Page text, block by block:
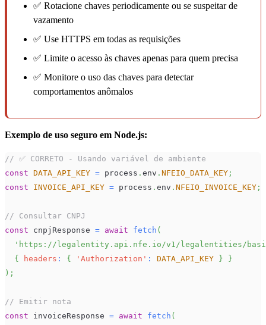
✅ Rotacione chaves periodicamente ou se suspeitar de
vazamento
✅ Use HTTPS em todas as requisições
✅ Limite o acesso às chaves apenas para quem precisa
✅ Monitore o uso das chaves para detectar
comportamentos anômalos
Exemplo de uso seguro em Node.js:
// ✅ CORRETO - Usando variável de ambiente
const DATA_API_KEY = process . env . NFEIO_DATA_KEY ;
const
INVOICE_API_KEY = process . env . NFEIO_INVOICE_KEY ;
// Consultar CNPJ
const cnpjResponse = await fetch (
'https://legalentity.api.nfe.io/v1/legalentities/
{
headers : { 'Authorization' : DATA_API_KEY }
}
) ;
// Emitir nota
const invoiceResponse = await fetch (